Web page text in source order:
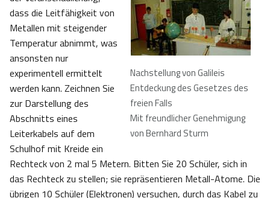
Nachstellung von Galileis
Entdeckung des Gesetzes des
freien Falls
Mit freundlicher Genehmigung
von Bernhard Sturm
dass die Leitfähigkeit von
Metallen mit steigender
Temperatur abnimmt, was
ansonsten nur
experimentell ermittelt
werden kann. Zeichnen Sie
zur Darstellung des
Abschnitts eines
Leiterkabels auf dem
Schulhof mit Kreide ein
Rechteck von 2 mal 5 Metern. Bitten Sie 20 Schüler, sich in
das Rechteck zu stellen; sie repräsentieren Metall-Atome. Die
übrigen 10 Schüler (Elektronen) versuchen, durch das Kabel zu